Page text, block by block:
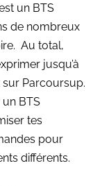
un BTS
de nombreux
Au total,
jusqu’à
Parcoursup.
BTS
tes
pour
différents.